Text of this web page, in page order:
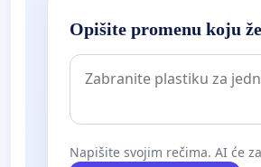
Opišite promenu koju
Napišite svojim rečima. AI će